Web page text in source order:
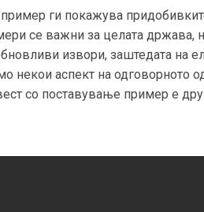
ги покажува
се важни за целата држава,
извори, заштедата на
некои аспект на одговорното
со поставување пример е